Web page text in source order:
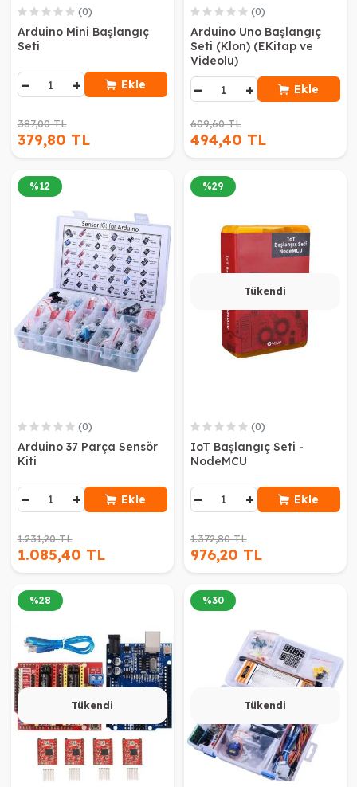
(0)
Arduino Mini Başlangıç
Seti
− + Ekle
387,00 TL
379,80 TL
(0)
Arduino Uno Başlangıç
Seti (Klon) (EKitap ve
Videolu)
− + Ekle
609,60 TL
494,40 TL
%12
(0)
Arduino 37 Parça Sensör
Kiti
− + Ekle
1.231,20 TL
1.085,40 TL
Tükendi
%29
(0)
IoT Başlangıç Seti -
NodeMCU
− + Ekle
1.372,80 TL
976,20 TL
Tükendi
%28
Tükendi
%30